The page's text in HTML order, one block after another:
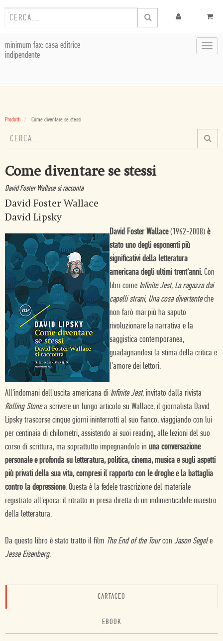
minimum fax: casa editrice
indipendente
Prodotti Come diventare se stessi
Come diventare se stessi
David Foster Wallace si racconta
David Foster Wallace
David Lipsky
David Foster Wallace(1962-2008) è
stato uno degli esponenti più
significativi della letteratura
americana degli ultimi trent'anni.Con
libri come Infinite Jest, La ragazza dai
capelli strani, Una cosa divertenteche
non farò mai più ha saputo
rivoluzionare la narrativa e la
saggistica contemporanea,
guadagnandosi la stima della critica e
l'amore dei lettori.
All'indomani dell'uscita americana di Infinite Jest, invitato dalla rivista
Rolling Stonea scrivere un lungo articolo su Wallace, il giornalista David
Lipsky trascorse cinque giorni ininterrotti al suo fianco, viaggiando con lui
per centinaia di chilometri, assistendo ai suoi reading, alle lezioni del suo
corso di scrittura, ma soprattutto impegnandolo in una conversazione
personale e profonda su letteratura, politica, cinema, musica e sugli aspetti
più privati della sua vita, compresi il rapporto con le droghe e la battaglia
contro la depressione. Questa è la fedele trascrizione del materiale
registrato all'epoca: il ritratto in presa diretta di un indimenticabile maestro
della letteratura.
Da questo libro è stato tratto il film The End of the Tourcon Jason Segele
Jesse Eisenberg.
CARTACEO
EBOOK